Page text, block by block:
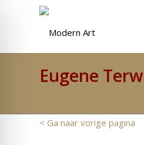
Eugene
< Ga naar vorige pagina